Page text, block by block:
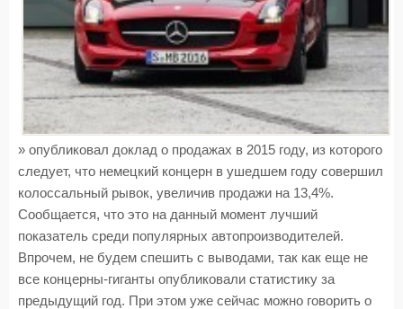
» опубликовал доклад о продажах в 2015 году, из которого
следует, что немецкий концерн в ушедшем году совершил
колоссальный рывок, увеличив продажи на 13,4%.
Сообщается, что это на данный момент лучший
показатель среди популярных автопроизводителей.
Впрочем, не будем спешить с выводами, так как еще не
все концерны-гиганты опубликовали статистику за
предыдущий год. При этом уже сейчас можно говорить о